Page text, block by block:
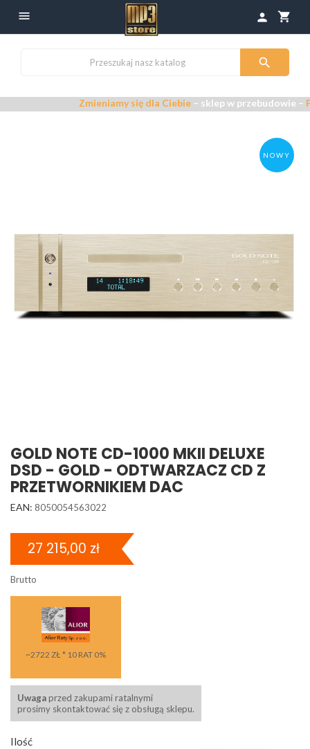
 shopping_cart
person

Zmieniamy się dla Ciebie – sklep w przebudowie –
NOWY
GOLD NOTE CD-1000 MKII DELUXE
DSD - GOLD - ODTWARZACZ CD Z
PRZETWORNIKIEM DAC
EAN: 8050054563022
27 215,00 zł
Brutto
~2722 ZŁ * 10 RAT 0%
Uwaga przed zakupami ratalnymi
prosimy skontaktować się z obsługą sklepu.
Ilość